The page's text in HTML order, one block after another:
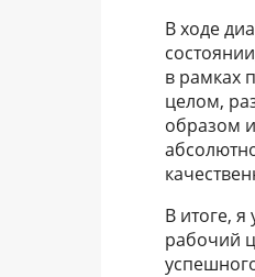
В ходе
в рамках
целом,
образом
В итоге,
рабочий